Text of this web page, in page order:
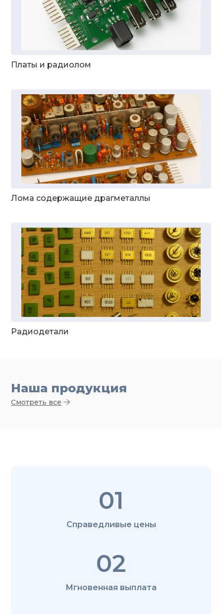
Платы и радиолом
Лома содержащие драгметаллы
Радиодетали
Наша продукция
Смотреть все
01
Справедливые цены
02
Мгновенная выплата